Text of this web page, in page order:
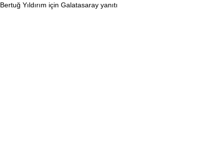
Bertuğ Yıldırım için Galatasaray yanıtı